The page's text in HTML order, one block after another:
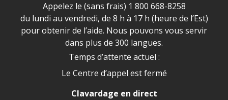
Appelez le (sans frais) 1 800 668-8258
du lundi au vendredi, de 8 h à 17 h (heure de l’Est)
pour obtenir de l’aide. Nous pouvons vous servir
dans plus de 300 langues.
Temps d’attente actuel :
Le Centre d’appel est fermé
Clavardage en direct